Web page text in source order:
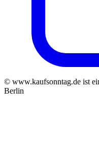
© www.kaufsonntag.de ist
Berlin